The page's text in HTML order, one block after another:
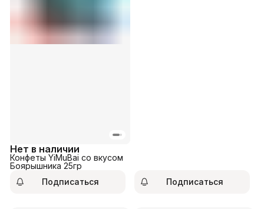
Нет в наличии
Конфеты YiMuBai со вкусом
Боярышника 25гр
Подписаться
Подписаться